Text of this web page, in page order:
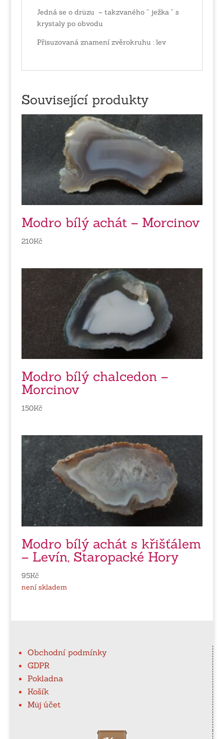
Jedná se o drůzu – takzvaného “ ježka “ s
krystaly po obvodu
Přisuzovaná znamení zvěrokruhu : lev
Související produkty
Modro bílý achát – Morcinov
210Kč
Modro bílý chalcedon –
Morcinov
150Kč
Modro bílý achát s křišťálem
– Levín, Staropacké Hory
95Kč
není skladem
Obchodní podmínky
GDPR
Pokladna
Košík
Můj účet